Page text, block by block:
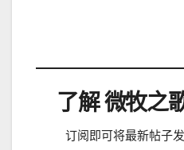
了解 微牧之
订阅即可将最新帖子